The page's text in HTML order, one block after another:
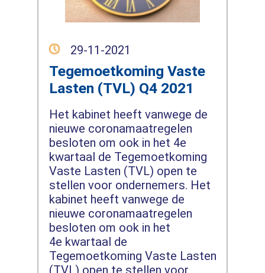
29-11-2021
Tegemoetkoming Vaste
Lasten (TVL) Q4 2021
Het kabinet heeft vanwege de
nieuwe coronamaatregelen
besloten om ook in het 4e
kwartaal de Tegemoetkoming
Vaste Lasten (TVL) open te
stellen voor ondernemers. Het
kabinet heeft vanwege de
nieuwe coronamaatregelen
besloten om ook in het
4e kwartaal de
Tegemoetkoming Vaste Lasten
(TVL) open te stellen voor